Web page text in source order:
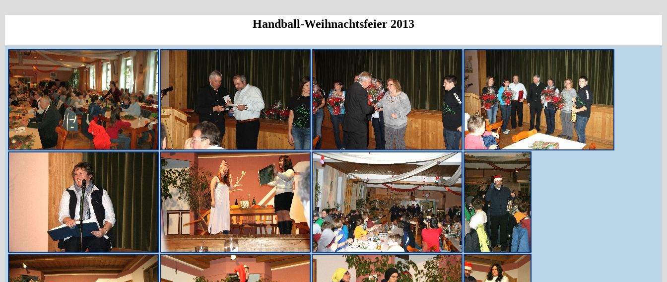
Handball-Weihnachtsfeier 2013